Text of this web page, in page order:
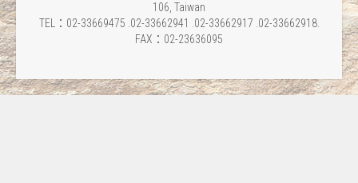
106, Taiwan
TEL：02-33669475 .02-33662941 .02-33662917 .02-33662918.
FAX：02-23636095